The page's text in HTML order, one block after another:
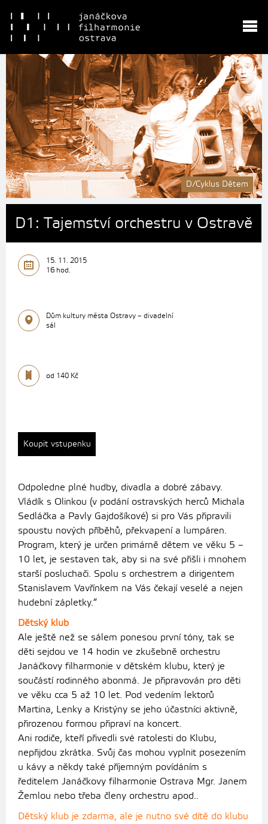
D/Cyklus Dětem
D1: Tajemství orchestru v Ostravě
15. 11. 2015
16 hod.
Dům kultury města Ostravy – divadelní
sál
od 140 Kč
Koupit vstupenku
Odpoledne plné hudby, divadla a dobré zábavy.
Vládík s Olinkou (v podání ostravských herců Michala
Sedláčka a Pavly Gajdošíkové) si pro Vás připravili
spoustu nových příběhů, překvapení a lumpáren.
Program, který je určen primárně dětem ve věku 5 –
10 let, je sestaven tak, aby si na své přišli i mnohem
starší posluchači. Spolu s orchestrem a dirigentem
Stanislavem Vavřínkem na Vás čekají veselé a nejen
hudební zápletky.“
Dětský klub
Ale ještě než se sálem ponesou první tóny, tak se
děti sejdou ve 14 hodin ve zkušebně orchestru
Janáčkovy filharmonie v dětském klubu, který je
součástí rodinného abonmá. Je připravován pro děti
ve věku cca 5 až 10 let. Pod vedením lektorů
Martina, Lenky a Kristýny se jeho účastníci aktivně,
přirozenou formou připraví na koncert.
Ani rodiče, kteří přivedli své ratolesti do Klubu,
nepřijdou zkrátka. Svůj čas mohou vyplnit posezením
u kávy a někdy také příjemným povídáním s
ředitelem Janáčkovy filharmonie Ostrava Mgr. Janem
Žemlou nebo třeba členy orchestru apod..
Dětský klub je zdarma, ale je nutno své dítě do klubu